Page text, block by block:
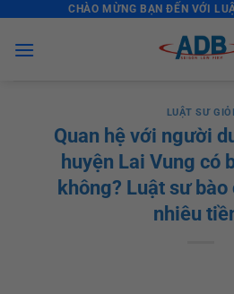
content
CHÀO MỪNG BẠN ĐẾN VỚI
LUẬT SƯ GIỎI
Quan hệ với người
huyện Lai Vung có
không? Luật sư
nhiêu